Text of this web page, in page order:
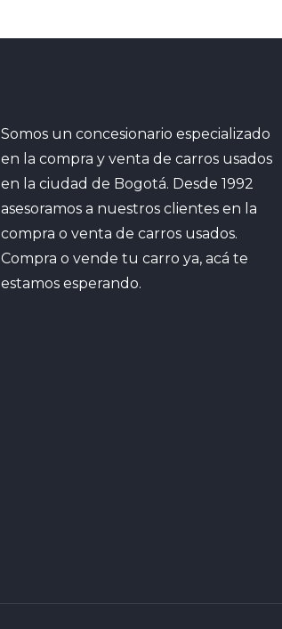
Somos un concesionario especializado
en la compra y venta de carros usados
en la ciudad de Bogotá. Desde 1992
asesoramos a nuestros clientes en la
compra o venta de carros usados.
Compra o vende tu carro ya, acá te
estamos esperando.